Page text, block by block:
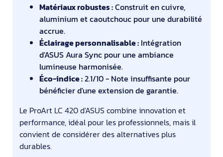
Matériaux robustes :Construit en cuivre,
aluminium et caoutchouc pour une durabilité
accrue.
Éclairage personnalisable : Intégration
d'ASUS Aura Sync pour une ambiance
lumineuse harmonisée.
Éco-indice :2.1/10 - Note insuffisante pour
bénéficier d'une extension de garantie.
Le ProArt LC 420 d'ASUS combine innovation et
performance, idéal pour les professionnels, mais il
convient de considérer des alternatives plus
durables.